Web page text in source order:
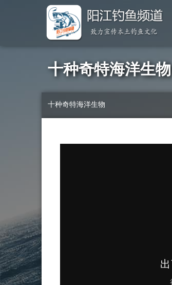
十种奇特海洋生物
十种奇特海洋生物